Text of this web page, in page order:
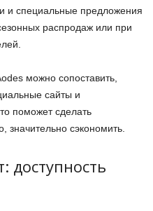
и специальные предложения
распродаж или при
можно сопоставить,
сайты и
поможет сделать
сэкономить.
доступность